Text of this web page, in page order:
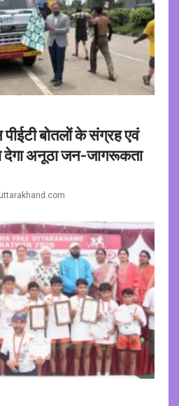
पीईटी बोतलों के संग्रह एवं
देगा अनूठा जन-जागरूकता